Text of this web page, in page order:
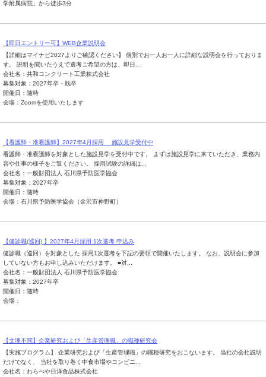
学附属病院」から徒歩3分
【即日エントリー可】WEB企業説明会
【詳細はマイナビ2027よりご確認ください】 個別でお一人お一人に詳細な説明会を行っておりま
す。 説明を聞いたうえで選考ご希望の方は、即日...
会社名：共和コンクリート工業株式会社
募集対象：2027年卒・既卒
開催日：随時
会場：Zoomを使用いたします
【看護師・准看護師】2027年4月採用 施設見学受付中
看護師・准看護師を対象とした施設見学を受付中です。 まずは施設見学に来ていただき、業務内
容や仕事の様子をご覧ください。 採用試験の詳細は...
会社名：一般財団法人 石川県予防医学協会
募集対象：2027年卒
開催日：随時
会場：石川県予防医学協会（金沢市神野町）
【健診職(巡回) 】2027年4月採用 1次選考 申込み
健診職（巡回）を対象とした 採用1次選考を下記の要領で開催いたします。 なお、説明会に参加
していない方もお申し込みいただけます。 ■対...
会社名：一般財団法人 石川県予防医学協会
募集対象：2027年卒
開催日：随時
会場：
【文理不問】企業研究および「生産管理職」の職種研究会
【実施プログラム】 企業研究および「生産管理職」の職種研究をおこないます。 当社の会社説明
だけでなく、 当社を取り巻く中食市場やコンビニ...
会社名：わらべや日洋食品株式会社